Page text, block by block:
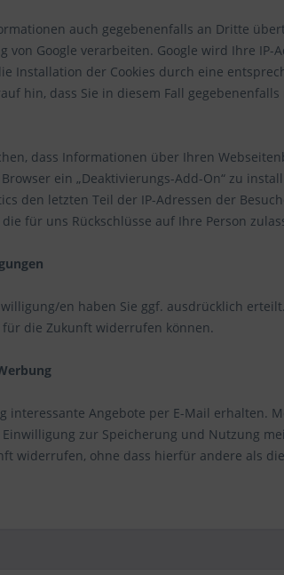
auch gegebenenfalls an Dritte
von Google verarbeiten. Google wird Ihre
Installation der Cookies durch eine
hin, dass Sie in diesem Fall
dass Informationen über Ihren
ein „Deaktivierungs-Add-On“ zu
den letzten Teil der IP-Adressen der
für uns Rückschlüsse auf Ihre Person
en haben Sie ggf. ausdrücklich
die Zukunft widerrufen können.
interessante Angebote per E-Mail erhalten.
zur Speicherung und Nutzung
widerrufen, ohne dass hierfür andere als